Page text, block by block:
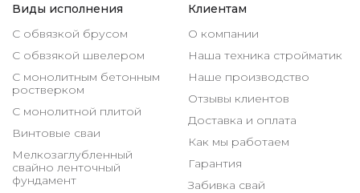
Виды исполнения
С обвязкой брусом
С обвзякой швелером
С монолитным бетонным
ростверком
С монолитной плитой
Винтовые сваи
Мелкозаглубленный
свайно ленточный
фундамент
Клиентам
О компании
Наша техника стройматик
Наше производство
Отзывы клиентов
Доставка и оплата
Как мы работаем
Гарантия
Забивка свай